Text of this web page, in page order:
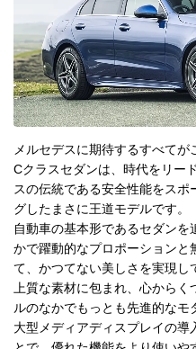
メルセデスに期待するすべてが
Cクラスセダンは、時代をリー
スの伝統である安全性能をス
グしたまさに王道モデルです。
自動車の基本形であるセダン
かで躍動的なプロポーションと
て、かつてない美しさを実現し
上質な素材に包まれ、心から
ルのなかでもっとも先進的なモ
大型メディアディスプレイの導